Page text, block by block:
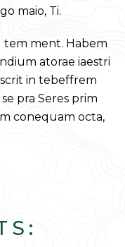
maio, Ti.
tem ment. Habem
atorae iaestri
in tebeffrem
pra Seres prim
conequam octa,